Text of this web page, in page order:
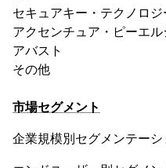
セキュアキー・テクノロジ
アクセンチュア・ピーエル
アバスト
その他
市場セグメント
企業規模別セグメンテーシ